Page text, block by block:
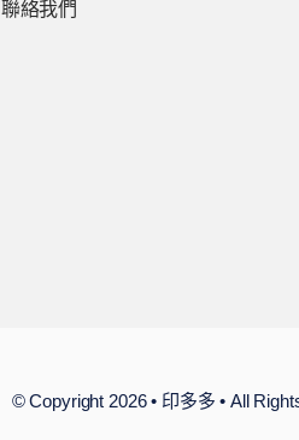
聯絡我們
© Copyright 2026 • 印多多 • All